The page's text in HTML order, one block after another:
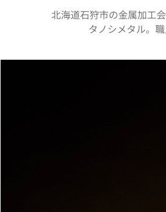
北海道石狩市の金属加工
タノシメタル。